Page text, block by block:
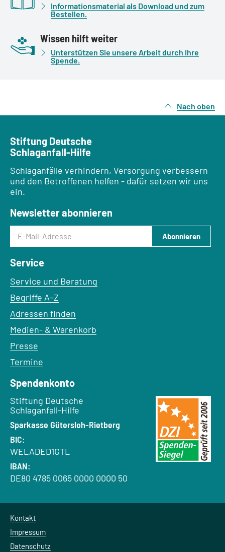
Informationsmaterial als Download und zum
Bestellen.
Wissen hilft weiter
Unterstützen Sie unsere Arbeit durch Ihre
Spende.
Nach oben
Stiftung Deutsche
Schlaganfall-Hilfe
Schlaganfälle verhindern, Versorgung verbessern
und den Betroffenen helfen - dafür setzen wir uns
ein.
Newsletter abonnieren
E-Mail-Adresse
Abonnieren
Service
Service und Beratung
Begriffe A–Z
Adressen finden
Medien- & Warenkorb
Presse
Termine
Spendenkonto
Empfänger:
Stiftung Deutsche
Schlaganfall-Hilfe
Bank:
Sparkasse Gütersloh-Rietberg
BIC:
WELADED1GTL
IBAN:
DE80 4785 0065 0000 0000 50
Kontakt
Impressum
Datenschutz